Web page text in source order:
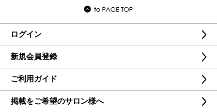
ログイン
新規会員登録
ご利用ガイド
掲載をご希望のサロン様へ